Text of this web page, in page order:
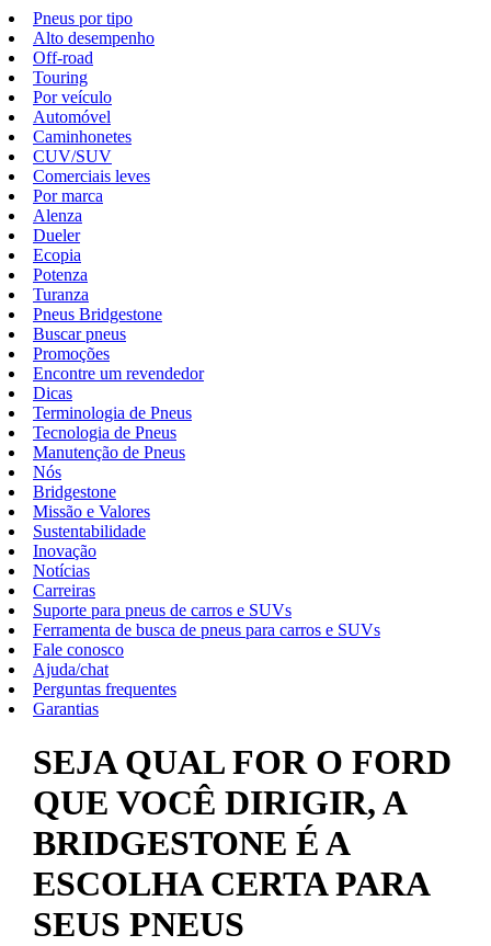
Pneus por tipo
Alto desempenho
Off-road
Touring
Por veículo
Automóvel
Caminhonetes
CUV/SUV
Comerciais leves
Por marca
Alenza
Dueler
Ecopia
Potenza
Turanza
Pneus Bridgestone
Buscar pneus
Promoções
Encontre um revendedor
Dicas
Terminologia de Pneus
Tecnologia de Pneus
Manutenção de Pneus
Nós
Bridgestone
Missão e Valores
Sustentabilidade
Inovação
Notícias
Carreiras
Suporte para pneus de carros e SUVs
Ferramenta de busca de pneus para carros e SUVs
Fale conosco
Ajuda/chat
Perguntas frequentes
Garantias
SEJA QUAL FOR O FORD
QUE VOCÊ DIRIGIR, A
BRIDGESTONE É A
ESCOLHA CERTA PARA
SEUS PNEUS